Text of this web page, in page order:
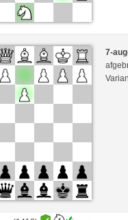
(1412) (+13)
(1336) (-13)
side + 8 seconds/move
7-